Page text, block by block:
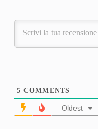
5 COMMENTS
Oldest